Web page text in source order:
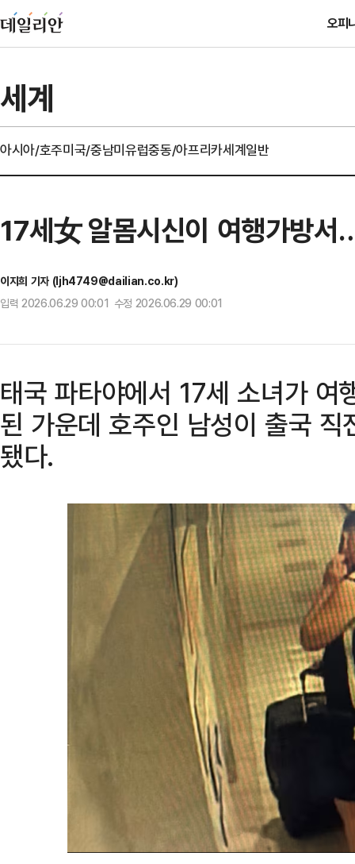
오피
세계
아시아/호주미국/중남미유럽중동/아프리카세계일반
17세女 알몸시신이 여행가방
이지희 기자 (ljh4749@dailian.co.kr)
입력 2026.06.29 00:01 수정 2026.06.29 00:01
태국 파타야에서 17세 소녀가 여
된 가운데 호주인 남성이 출국
됐다.